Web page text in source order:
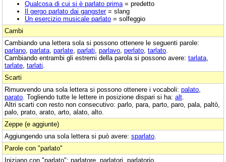
Qualcosa di cui si è parlato prima = predetto
Il gergo parlato dai gangster= slang
Un esercizio musicale parlato = solfeggio
Cambi
Cambiando una lettera sola si possono ottenere le seguenti parole:
parlano parlata parlate parlati parlavo perlato tarlato
Cambiando entrambi gli estremi della parola si possono avere: tarlata
tarlate tarlati
Scarti
Rimuovendo una sola lettera si possono ottenere i vocaboli: palato
parato . Togliendo tutte le lettere in posizione dispari si ha: alt
Altri scarti con resto non consecutivo: parlo, para, parto, paro, pala, paltò,
palo, prato, arato, arto, alato, alto.
Zeppe (e aggiunte)
Aggiungendo una sola lettera si può avere: sparlato
Parole con "parlato"
Iniziano con "parlato": parlatore, parlatori, parlatorio.